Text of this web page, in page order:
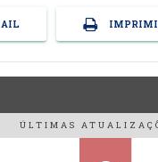
ÚLTIMAS